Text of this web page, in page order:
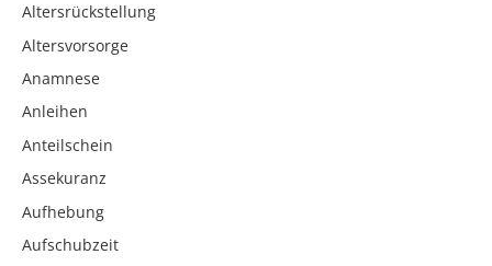
Altersrückstellung
Altersvorsorge
Anamnese
Anleihen
Anteilschein
Assekuranz
Aufhebung
Aufschubzeit